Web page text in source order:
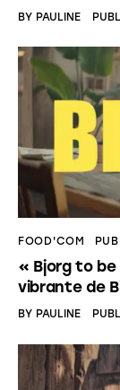
BY PAULINE
FOOD'COM
« Bjorg to be
vibrante de
BY PAULINE